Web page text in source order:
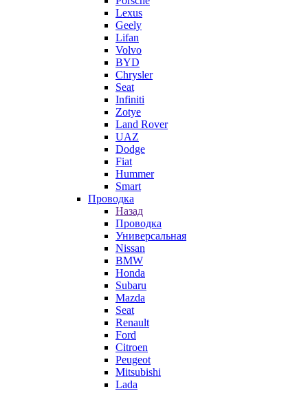
Lexus
Geely
Lifan
Volvo
BYD
Chrysler
Seat
Infiniti
Zotye
Land Rover
UAZ
Dodge
Fiat
Hummer
Smart
Проводка
Назад
Проводка
Универсальная
Nissan
BMW
Honda
Subaru
Mazda
Seat
Renault
Ford
Citroen
Peugeot
Mitsubishi
Lada